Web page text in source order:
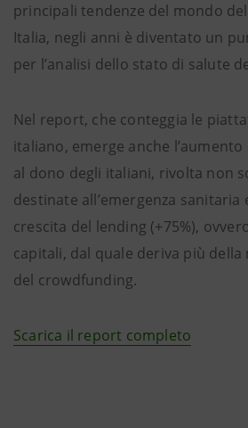
principali tendenze del mondo
Italia, negli anni è diventato un
per l’analisi dello stato di salute
Nel report, che conteggia le
italiano, emerge anche
al dono degli italiani, rivolta non
destinate all’emergenza sanitaria
crescita del lending (+75%),
capitali, dal quale deriva più
del crowdfunding.
Scarica il report completo